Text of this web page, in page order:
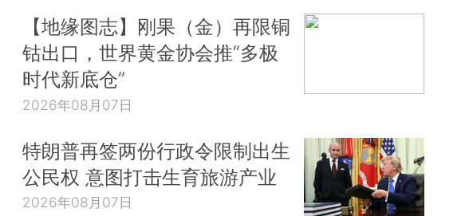
【地缘图志】刚果（金）再限铜
钴出口，世界黄金协会推“多极
时代新底仓”
2026年08月07日
特朗普再签两份行政令限制出生
公民权 意图打击生育旅游产业
2026年08月07日